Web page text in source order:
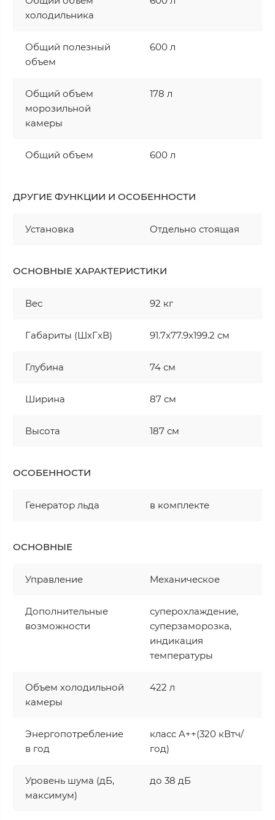
холодильника
Общий полезный
объем
600 л
Общий объем
морозильной
камеры
178 л
Общий объем 600 л
ДРУГИЕ ФУНКЦИИ И ОСОБЕННОСТИ
Установка Отдельно стоящая
ОСНОВНЫЕ ХАРАКТЕРИСТИКИ
Вес 92 кг
Габариты (ШxГxВ) 91.7x77.9x199.2 см
Глубина 74 см
Ширина 87 см
Высота 187 см
ОСОБЕННОСТИ
Генератор льда в комплекте
ОСНОВНЫЕ
Управление Механическое
Дополнительные
возможности
суперохлаждение,
суперзаморозка,
индикация
температуры
Объем холодильной
камеры
422 л
Энергопотребление
в год
класс A++(320 кВтч/
год)
Уровень шума (дБ,
максимум)
до 38 дБ